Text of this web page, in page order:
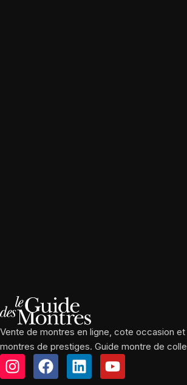
Vente de montres en ligne, cote occasion
montres de prestiges. Guide montre de